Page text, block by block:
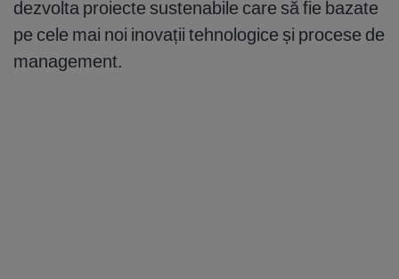
dezvolta proiecte sustenabile care să fie bazate
pe cele mai noi inovații tehnologice și procese de
management.